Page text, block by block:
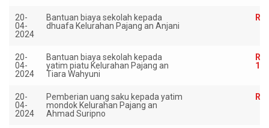
20-
04-
2024
Bantuan biaya sekolah kepada
dhuafa Kelurahan Pajang an Anjani
Rp
20-
04-
2024
Bantuan biaya sekolah kepada
yatim piatu Kelurahan Pajang an
Tiara Wahyuni
Rp
20-
04-
2024
Pemberian uang saku kepada yatim
mondok Kelurahan Pajang an
Ahmad Suripno
Rp